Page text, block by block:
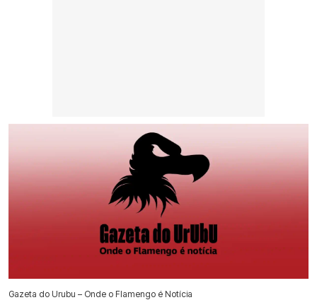
Gazeta do Urubu – Onde o Flamengo é Notícia